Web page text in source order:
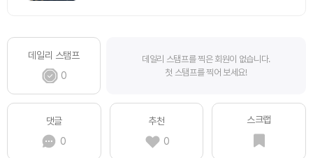
데일리 스탬프
0
데일리 스탬프를 찍은 회원이 없습니다.
첫 스탬프를 찍어 보세요!
댓글
0
추천
0
스크랩